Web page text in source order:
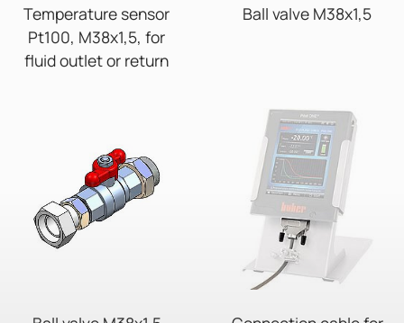
Temperature sensor
Pt100, M38x1,5, for
fluid outlet or return
Ball valve M38x1,5